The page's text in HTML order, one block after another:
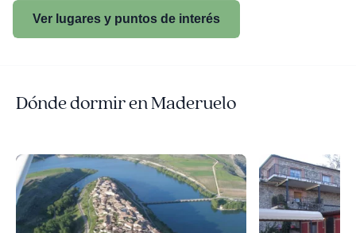
Ver lugares y puntos de interés
Dónde dormir en Maderuelo